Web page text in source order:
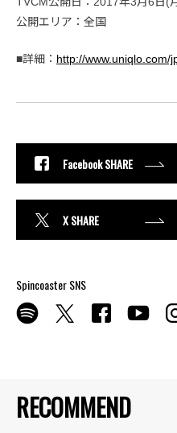
RECOMMEND
公開エリア：全国
■詳細： http://www.uniqlo.com/
Facebook SHARE
X SHARE
Spincoaster SNS